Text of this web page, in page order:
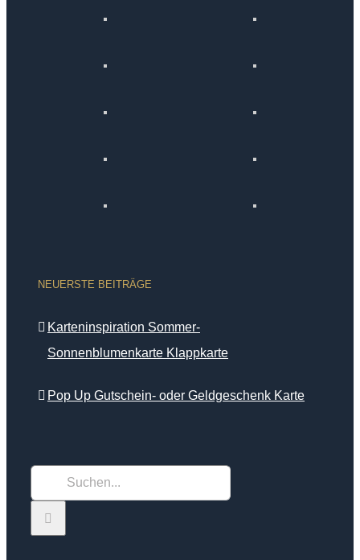
NEUERSTE BEITRÄGE
Karteninspiration Sommer-
Sonnenblumenkarte Klappkarte
Pop Up Gutschein- oder Geldgeschenk Karte
nach: